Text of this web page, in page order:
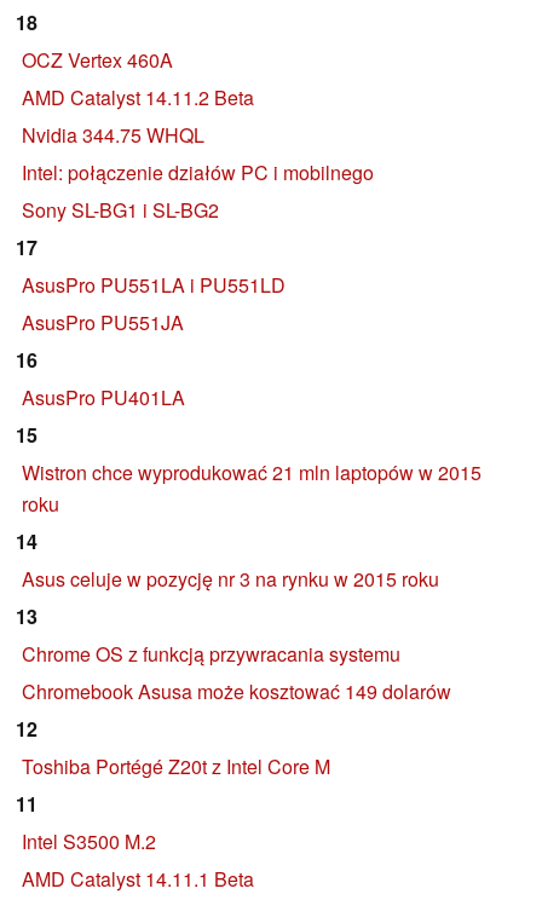
18
OCZ Vertex 460A
AMD Catalyst 14.11.2 Beta
Nvidia 344.75 WHQL
Intel: połączenie działów PC i mobilnego
Sony SL-BG1 i SL-BG2
17
AsusPro PU551LA i PU551LD
AsusPro PU551JA
16
AsusPro PU401LA
15
Wistron chce wyprodukować 21 mln laptopów w 2015
roku
14
Asus celuje w pozycję nr 3 na rynku w 2015 roku
13
Chrome OS z funkcją przywracania systemu
Chromebook Asusa może kosztować 149 dolarów
12
Toshiba Portégé Z20t z Intel Core M
11
Intel S3500 M.2
AMD Catalyst 14.11.1 Beta